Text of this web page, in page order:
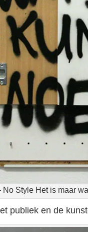
Style Het is maar
publiek en de